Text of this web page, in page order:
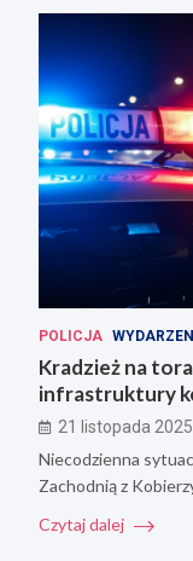
POLICJA
Kradzież na
infrastruktury
21 listopada 2025
Niecodzienna
Zachodnią z
Czytaj dalej